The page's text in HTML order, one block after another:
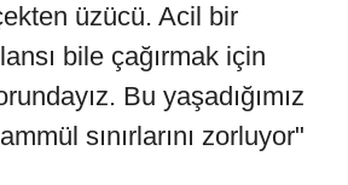
üzücü. Acil bir
bile çağırmak için
Bu yaşadığımız
sınırlarını zorluyor"